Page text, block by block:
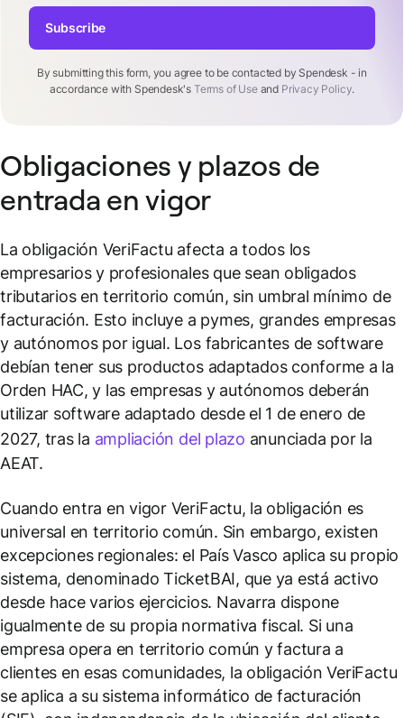
By submitting this form, you agree to be contacted by Spendesk - in
accordance with Spendesk's Terms of Useand Privacy Policy.
Subscribe
Obligaciones y plazos de
entrada en vigor
La obligación VeriFactu afecta a todos los
empresarios y profesionales que sean obligados
tributarios en territorio común, sin umbral mínimo de
facturación. Esto incluye a pymes, grandes empresas
y autónomos por igual. Los fabricantes de software
debían tener sus productos adaptados conforme a la
Orden HAC, y las empresas y autónomos deberán
utilizar software adaptado desde el 1 de enero de
2027, tras la ampliación del plazo anunciada por la
AEAT.
Cuando entra en vigor VeriFactu, la obligación es
universal en territorio común. Sin embargo, existen
excepciones regionales: el País Vasco aplica su propio
sistema, denominado TicketBAI, que ya está activo
desde hace varios ejercicios. Navarra dispone
igualmente de su propia normativa fiscal. Si una
empresa opera en territorio común y factura a
clientes en esas comunidades, la obligación VeriFactu
se aplica a su sistema informático de facturación